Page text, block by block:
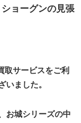
ショーグンの見張
取サービスをご利
いました。
お城シリーズの中